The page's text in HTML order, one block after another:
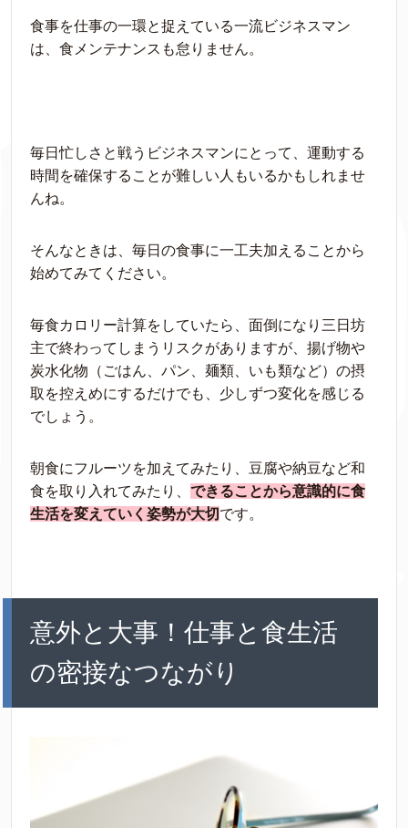
食事を仕事の一環と捉えている一流ビジネスマン
は、食メンテナンスも怠りません。
毎日忙しさと戦うビジネスマンにとって、運動する
時間を確保することが難しい人もいるかもしれませ
んね。
そんなときは、毎日の食事に一工夫加えることから
始めてみてください。
毎食カロリー計算をしていたら、面倒になり三日坊
主で終わってしまうリスクがありますが、揚げ物や
炭水化物（ごはん、パン、麺類、いも類など）の摂
取を控えめにするだけでも、少しずつ変化を感じる
でしょう。
朝食にフルーツを加えてみたり、豆腐や納豆など和
食を取り入れてみたり、 できることから意識的に食
生活を変えていく姿勢が大切 です。
意外と大事！仕事と食生活
の密接なつながり